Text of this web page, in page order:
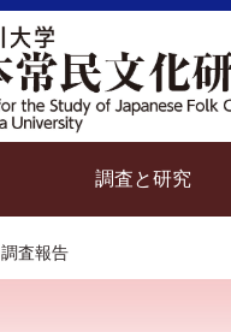
調査と研究
調査報告